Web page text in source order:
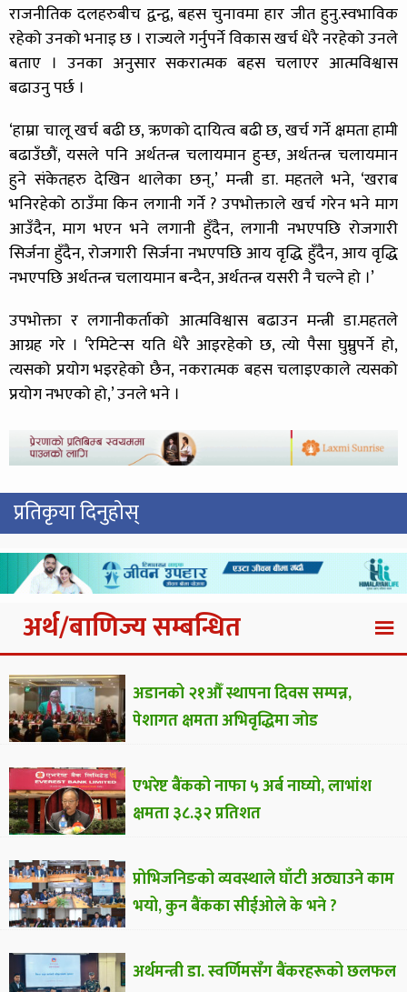
राजनीतिक दलहरुबीच द्वन्द्व, बहस चुनावमा हार जीत हुनु.स्वभाविक
रहेको उनको भनाइ छ । राज्यले गर्नुपर्ने विकास खर्च धेरै नरहेको उनले
बताए । उनका अनुसार सकरात्मक बहस चलाएर आत्मविश्वास
बढाउनु पर्छ ।
‘हाम्रा चालू खर्च बढी छ, ऋणको दायित्व बढी छ, खर्च गर्ने क्षमता हामी
बढाउँछौं, यसले पनि अर्थतन्त्र चलायमान हुन्छ, अर्थतन्त्र चलायमान
हुने संकेतहरु देखिन थालेका छन्,’ मन्त्री डा. महतले भने, ‘खराब
भनिरहेको ठाउँमा किन लगानी गर्ने ? उपभोक्ताले खर्च गरेन भने माग
आउँदैन, माग भएन भने लगानी हुँदैन, लगानी नभएपछि रोजगारी
सिर्जना हुँदैन, रोजगारी सिर्जना नभएपछि आय वृद्धि हुँदैन, आय वृद्धि
नभएपछि अर्थतन्त्र चलायमान बन्दैन, अर्थतन्त्र यसरी नै चल्ने हो ।’
उपभोक्ता र लगानीकर्ताको आत्मविश्वास बढाउन मन्त्री डा.महतले
आग्रह गरे । ‘रेमिटेन्स यति धेरै आइरहेको छ, त्यो पैसा घुम्नुपर्ने हो,
त्यसको प्रयोग भइरहेको छैन, नकरात्मक बहस चलाइएकाले त्यसको
प्रयोग नभएको हो,’ उनले भने ।
प्रतिकृया दिनुहोस्
अर्थ/बाणिज्य सम्बन्धित
अडानको २१औँ स्थापना दिवस सम्पन्न,
पेशागत क्षमता अभिवृद्धिमा जोड
एभरेष्ट बैंकको नाफा ५ अर्ब नाघ्यो, लाभांश
क्षमता ३८.३२ प्रतिशत
प्रोभिजनिङको व्यवस्थाले घाँटी अठ्याउने काम
भयो, कुन बैंकका सीईओले के भने ?
अर्थमन्त्री डा. स्वर्णिमसँग बैंकरहरूको छलफल